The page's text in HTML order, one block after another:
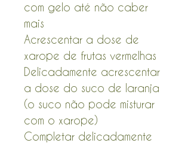
com gelo até não caber
mais
Acrescentar a dose de
xarope de frutas vermelhas
Delicadamente acrescentar
a dose do suco de laranja
(o suco não pode misturar
com o xarope)
Completar delicadamente